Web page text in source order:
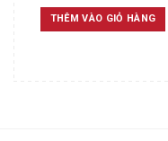
was:
1.500.000 ₫.
THÊM VÀO GIỎ HÀNG